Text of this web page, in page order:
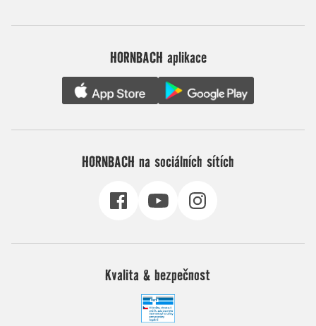
HORNBACH aplikace
HORNBACH na sociálních sítích
Kvalita & bezpečnost